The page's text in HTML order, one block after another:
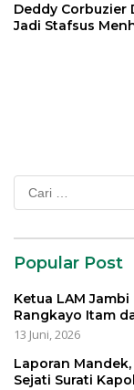
Deddy Corbuzier
Jadi Stafsus
Cari
untuk:
Popular Post
Ketua LAM
Rangkayo Itam
13 Juni, 2026
Laporan
Sejati Surati